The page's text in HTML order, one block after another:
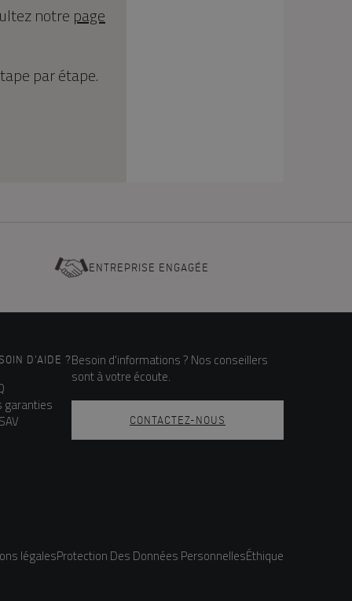
notrepage
par étape.
ENTREPRISE ENGAGÉE
D'AIDE ?
garanties
Besoin d'informations ? Nos conseillers
sont à votre écoute.
CONTACTEZ-NOUS
légalesProtection Des Données PersonnellesÉthique